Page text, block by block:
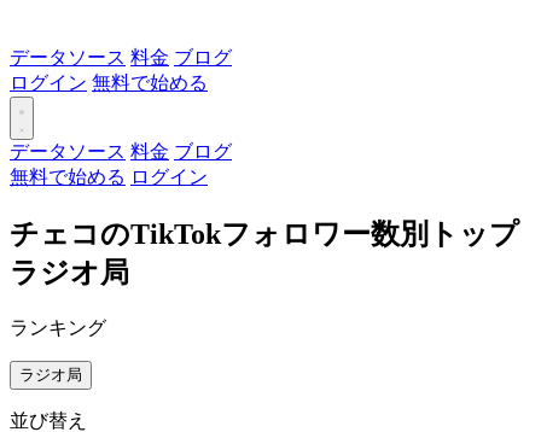
データソース 料金 ブログ
ログイン 無料で始める
データソース 料金 ブログ
無料で始める ログイン
チェコのTikTokフォロワー数別トップ
ラジオ局
ランキング
ラジオ局
並び替え